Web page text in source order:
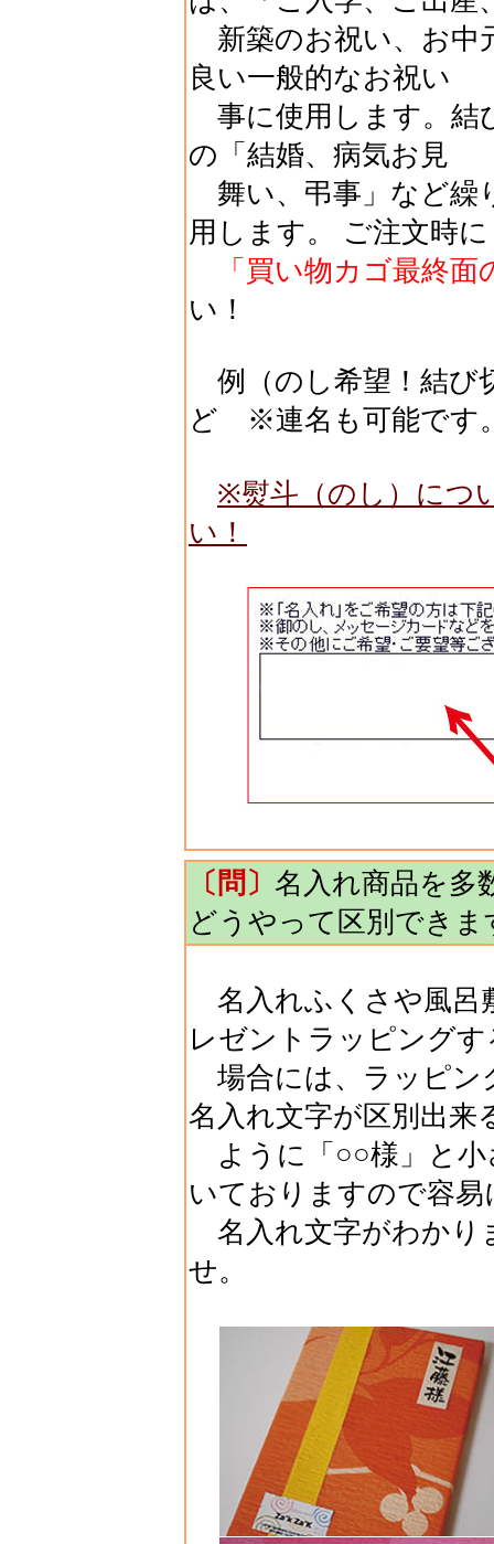
新築のお祝い、お中
良い一般的なお祝い
事に使用します。結
の「結婚、病気お見
舞い、弔事」など繰
用します。 ご注文時に
「買い物カゴ最終面
い！
例（のし希望！結び
ど ※連名も可能です
※熨斗（のし）につ
い！
〔問〕 名入れ商品を多
どうやって区別できま
名入れふくさや風呂
レゼントラッピングす
場合には、ラッピン
名入れ文字が区別出来
ように「○○様」と小
いておりますので容易
名入れ文字がわかり
せ。